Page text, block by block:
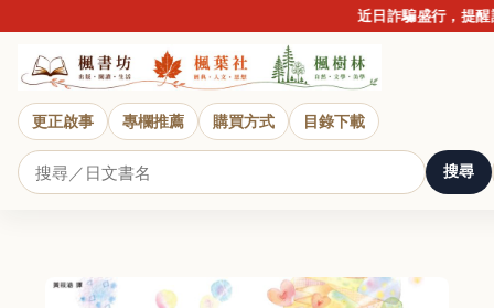
近日詐騙盛行，提醒
更正啟事 專欄推薦 購買方式 目錄下載
搜尋